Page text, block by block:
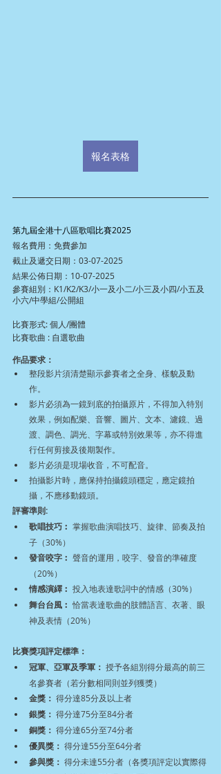
報名表格
第九屆全港十八區歌唱比賽2025
報名費用：免費參加
截止及遞交日期：03-07-2025
結果公佈日期：10-07-2025
參賽組別：K1/K2/K3/小一及小二/小三及小四/小五及
小六/中學組/公開組
比賽形式: 個人/團體
比賽歌曲 : 自選歌曲
作品要求：
整段影片須清楚顯示參賽者之全身、樣貌及動
作。
影片必須為一鏡到底的拍攝原片，不得加入特別
效果，例如配樂、音響、圖片、文本、濾鏡、過
渡、調色、調光、字幕或特別效果等，亦不得進
行任何剪接及後期製作。
影片必須是現場收音，不可配音。
拍攝影片時，應保持拍攝鏡頭穩定，應定鏡拍
攝，不應移動鏡頭。
評審準則:
歌唱技巧︰ 掌握歌曲演唱技巧、旋律、節奏及拍
子（30%）
發音咬字︰ 聲音的運用，咬字、發音的準確度
（20%）
情感演繹︰ 投入地表達歌詞中的情感（30%）
舞台台風︰ 恰當表達歌曲的肢體語言、衣著、眼
神及表情（20%）
比賽獎項評定標準：
冠軍、亞軍及季軍： 授予各組別得分最高的前三
名參賽者（若分數相同則並列獲獎）
金獎： 得分達85分及以上者
銀獎： 得分達75分至84分者
銅獎： 得分達65分至74分者
優異獎： 得分達55分至64分者
參與獎： 得分未達55分者（各獎項評定以實際得